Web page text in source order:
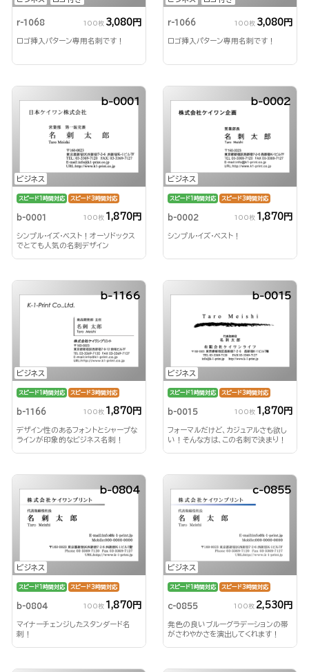
r-1068 100枚 3,080円
ロゴ挿入パターン専用名刺です！
r-1066 100枚 3,080円
ロゴ挿入パターン専用名刺です！
ビジネス
b-0001
スピード1時間対応 スピード3時間対応
b-0001 100枚 1,870円
シンプル・イズ・ベスト！オーソドックス
でとても人気の名刺デザイン
ビジネス
b-0002
スピード1時間対応 スピード3時間対応
b-0002 100枚 1,870円
シンプル・イズ・ベスト！
ビジネス
b-1166
スピード1時間対応 スピード3時間対応
b-1166 100枚 1,870円
デザイン性のあるフォントとシャープな
ラインが印象的なビジネス名刺！
ビジネス
b-0015
スピード1時間対応 スピード3時間対応
b-0015 100枚 1,870円
フォーマルだけど、カジュアルさも欲し
い！そんな方は、この名刺で決まり！
ビジネス
b-0804
スピード1時間対応 スピード3時間対応
b-0804 100枚 1,870円
マイナーチェンジしたスタンダード名
刺！
ビジネス
c-0855
スピード1時間対応 スピード3時間対応
c-0855 100枚 2,530円
発色の良いブルーグラデーションの帯
がさわやかさを演出してくれます！